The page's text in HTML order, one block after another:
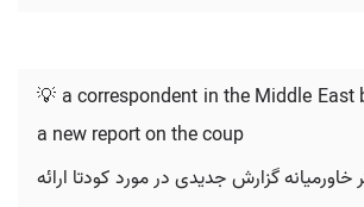
💡 a correspondent in the Middle East
a new report on the coup
خاورمیانه گزارش جدیدی در مورد کودتا ارائه